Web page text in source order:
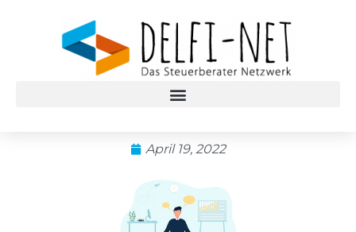
April 19, 2022